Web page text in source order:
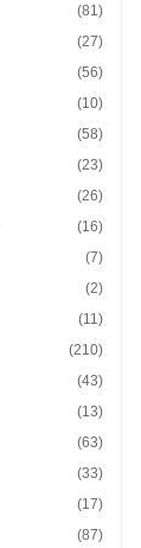
(81)
(27)
(56)
(10)
(58)
(23)
(26)
(16)
(7)
(2)
(11)
(210)
(43)
(13)
(63)
(33)
(17)
(87)